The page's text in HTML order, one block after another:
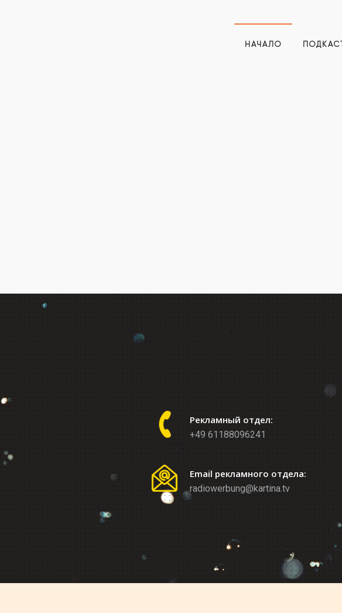
НАЧАЛО
Рекламный отдел:
+49 61188096241
Email рекламного отдела:
radiowerbung@kartina.tv